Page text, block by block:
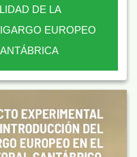
DE LA
EUROPEO